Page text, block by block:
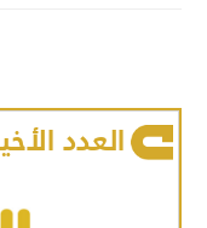
العدد الأخير